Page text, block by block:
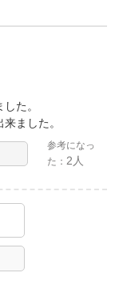
た。
ました。
参考になっ
た：2人